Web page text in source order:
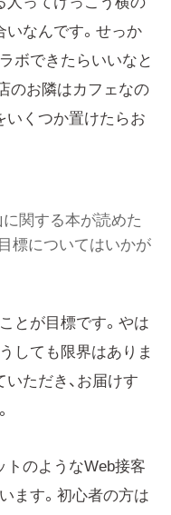
いなんです。せっか
ボできたらいいなと
のお隣はカフェなの
いくつか置けたらお
に関する本が読めた
標についてはいかが
とが目標です。やは
しても限界はありま
ただき、お届けす
トのようなWeb接客
ます。初心者の方は